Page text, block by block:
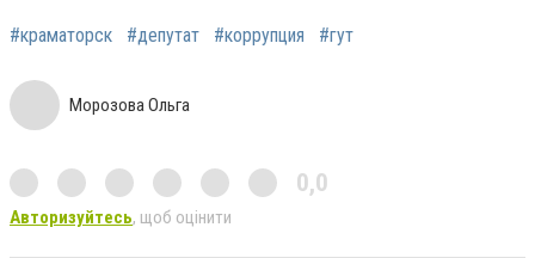
#краматорск #депутат #коррупция #гут
Морозова Ольга
0,0
Авторизуйтесь, щоб оцінити